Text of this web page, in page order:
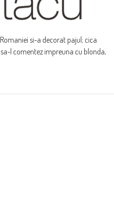
si-a decorat pajul; cica
l comentez impreuna cu blonda,